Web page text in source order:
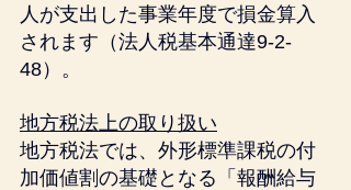
人が支出した事業年度で損金算入
されます（法人税基本通達9-2-
48）。
地方税法上の取り扱い
地方税法では、外形標準課税の付
加価値割の基礎となる「報酬給与